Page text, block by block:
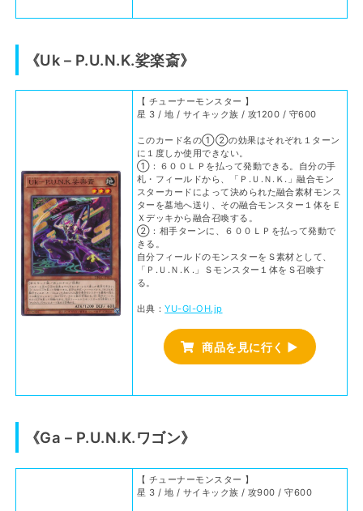
《Uk－P.U.N.K.娑楽斎》
【 チューナーモンスター 】
星 3 / 地 / サイキック族 / 攻1200 / 守600
このカード名の①②の効果はそれぞれ１ターン
に１度しか使用できない。
①：６００ＬＰを払って発動できる。自分の手
札・フィールドから、「Ｐ.Ｕ.Ｎ.Ｋ.」融合モン
スターカードによって決められた融合素材モンス
ターを墓地へ送り、その融合モンスター１体をＥ
Ｘデッキから融合召喚する。
②：相手ターンに、６００ＬＰを払って発動で
きる。
自分フィールドのモンスターをＳ素材として、
「Ｐ.Ｕ.Ｎ.Ｋ.」Ｓモンスター１体をＳ召喚す
る。
出典：YU-GI-OH.jp
商品を見に行く ▶
《Ga－P.U.N.K.ワゴン》
【 チューナーモンスター 】
星 3 / 地 / サイキック族 / 攻900 / 守600